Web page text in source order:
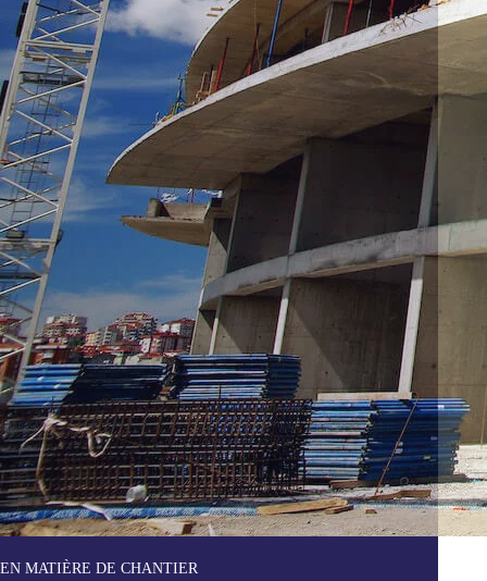
EN MATIÈRE DE CHANTIER